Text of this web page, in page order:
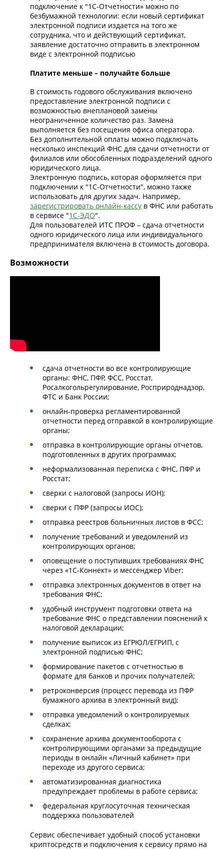
подключение к "1С-Отчетности» можно по
безбумажной технологии: если новый сертификат
электронной подписи издается на того же
сотрудника, что и действующий сертификат,
заявление достаточно отправить в электронном
виде с электронной подписью
Платите меньше – получайте больше
В стоимость годового обслуживания включено
предоставление электронной подписи с
возможностью внеплановой замены
неограниченное количество раз. Замена
выполняется без посещения офиса оператора.
Без дополнительной оплаты можно подключать
несколько инспекций ФНС для сдачи отчетности от
филиалов или обособленных подразделений одного
юридического лица.
Электронную подпись, которая оформляется при
подключении к "1С-Отчетности", можно также
использовать для других задач. Например,
зарегистрировать онлайн-кассу в ФНС или работать
в сервисе "1С-ЭДО".
Для пользователей ИТС ПРОФ – сдача отчетности
одного юридического лица или индивидуального
предпринимателя включена в стоимость договора.
Возможности
сдача отчетности во все контролирующие
органы: ФНС, ПФР, ФСС, Росстат,
Росалкогольрегулирование, Росприроднадзор,
ФТС и Банк России;
онлайн-проверка регламентированной
отчетности перед отправкой в контролирующие
органы;
отправка в контролирующие органы отчетов,
подготовленных в других программах;
неформализованная переписка с ФНС, ПФР и
Росстат;
сверки с налоговой (запросы ИОН);
сверки с ПФР (запросы ИОС);
отправка реестров больничных листов в ФСС;
получение требований и уведомлений из
контролирующих органов;
оповещение о поступивших требованиях ФНС
через «1С-Коннект» и мессенджер Viber;
отправка электронных документов в ответ на
требования ФНС;
удобный инструмент подготовки ответа на
требование ФНС о представлении пояснений к
налоговой декларации;
получение выписок из ЕГРЮЛ/ЕГРИП, с
электронной подписью ФНС;
формирование пакетов с отчетностью в
формате для банков и прочих получателей;
ретроконверсия (процесс перевода из ПФР
бумажного архива в электронный вид);
отправка уведомлений о контролируемых
сделках;
сохранение архива документооборота с
контролирующими органами за предыдущие
периоды в онлайн «Личный кабинет» при
переходе из другого сервиса;
автоматизированная диагностика
предупреждает проблемы в работе сервиса;
федеральная круглосуточная техническая
поддержка пользователей
Сервис обеспечивает удобный способ установки
криптосредств и подключения к сервису прямо на